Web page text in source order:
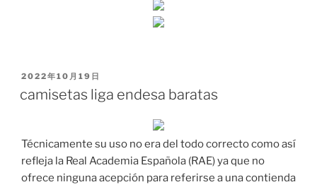
PUBLICADO
2022年10月19日
camisetas liga endesa baratas
Técnicamente su uso no era del todo correcto como así
refleja la Real Academia Española (RAE) ya que no
ofrece ninguna acepción para referirse a una contienda